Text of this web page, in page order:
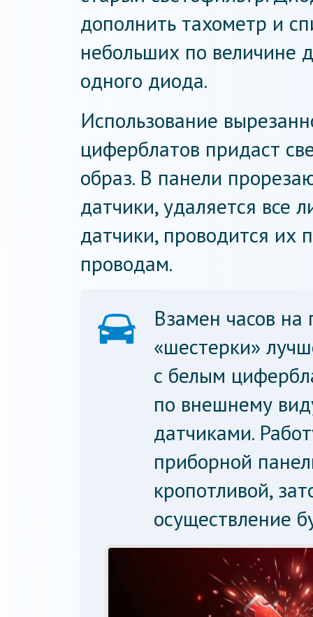
дополнить тахометр и
небольших по величине
одного диода.
Использование
циферблатов придаст
образ. В панели
датчики, удаляется все
датчики, проводится
проводам.
Взамен часов
«шестерки»
с белым
по внешнему
датчиками.
приборной
кропотливой,
осуществление